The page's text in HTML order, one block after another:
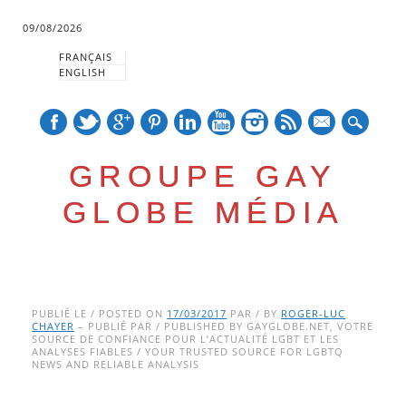
09/08/2026
FRANÇAIS
ENGLISH
GROUPE GAY
GLOBE MÉDIA
Main menu
to
content
PUBLIÉ LE / POSTED ON 17/03/2017 PAR / BY ROGER-LUC
CHAYER – PUBLIÉ PAR / PUBLISHED BY GAYGLOBE.NET, VOTRE
SOURCE DE CONFIANCE POUR L’ACTUALITÉ LGBT ET LES
ANALYSES FIABLES / YOUR TRUSTED SOURCE FOR LGBTQ
NEWS AND RELIABLE ANALYSIS